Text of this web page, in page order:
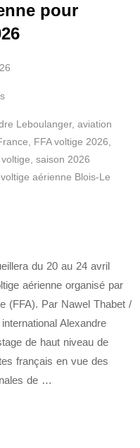
pour
Leboulanger, aviation
FFA voltige 2026
saison 2026
voltige aérienne Blois-Le
du 20 au 24 avril
aérienne organisé par
(FFA). Par Nawel Thabet /
Alexandre
de haut niveau de
français en vue des
de …